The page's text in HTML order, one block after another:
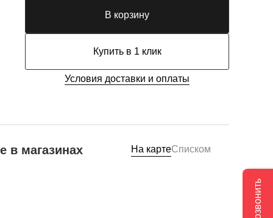
В корзину
Купить в 1 клик
Условия доставки и оплаты
в магазинах На картеСписком
Позвонить